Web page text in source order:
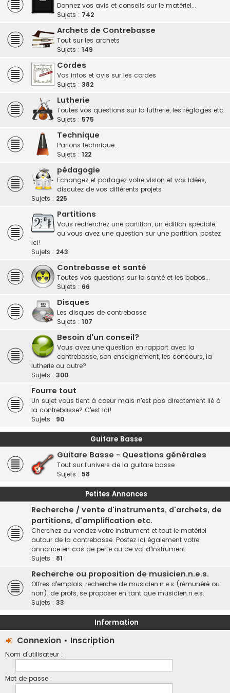
Donnez vos avis et conseils sur le matériel...
Sujets : 742
Archets de Contrebasse
Tout sur les archets
Sujets : 149
Cordes
Vos infos et avis sur les cordes
Sujets : 382
Lutherie
Toutes vos questions sur la lutherie, les réglages etc.
Sujets : 575
Technique
Parlons technique...
Sujets : 122
pédagogie
Echangez et partagez votre vision et vos idées,
discutez de vos différents projets
Sujets : 225
Partitions
Vous recherchez une partition, un édition spéciale,
ou vous avez une question sur une partition, postez
ici!
Sujets : 243
Contrebasse et santé
Toutes vos questions sur la santé et les bobos...
Sujets : 66
Disques
Les disques de contrebasse
Sujets : 107
Besoin d'un conseil?
Vous avez une question en rapport avec la
contrebasse, son enseignement, les concours, la
lutherie ou autre?
Sujets : 300
Fourre tout
Un sujet vous tient à coeur mais n'est pas directement lié à
la contrebasse? C'est ici!
Sujets : 90
Guitare Basse
Guitare Basse - Questions générales
Tout sur l'univers de la guitare basse
Sujets : 58
Petites Annonces
Recherche / vente d'instruments, d'archets, de
partitions, d'amplification etc.
Cherchez ou vendez votre instrument et tout le matériel
autour de la contrebasse. Postez ici également votre
annonce en cas de perte ou de vol d'instrument
Sujets : 81
Recherche ou proposition de musicien.n.e.s.
Offres d'emplois, recherche de musicien.n.e.s (rémunéré ou
non), de profs, se proposer en tant que musicien.n.e.s.
Sujets : 33
Information
Connexion • Inscription
Nom d’utilisateur :
Mot de passe :